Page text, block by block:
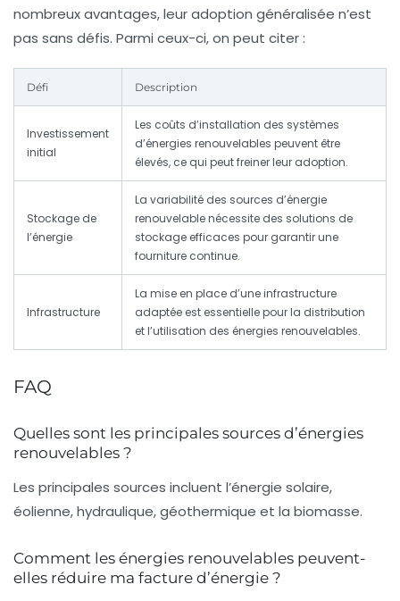
nombreux avantages, leur adoption généralisée n’est
pas sans défis. Parmi ceux-ci, on peut citer :
Défi Description
Investissement
initial
Les coûts d’installation des systèmes
d’énergies renouvelables peuvent être
élevés, ce qui peut freiner leur adoption.
Stockage de
l’énergie
La variabilité des sources d’énergie
renouvelable nécessite des solutions de
stockage efficaces pour garantir une
fourniture continue.
Infrastructure
La mise en place d’une infrastructure
adaptée est essentielle pour la distribution
et l’utilisation des énergies renouvelables.
FAQ
Quelles sont les principales sources d’énergies
renouvelables ?
Les principales sources incluent l’énergie solaire,
éolienne, hydraulique, géothermique et la biomasse.
Comment les énergies renouvelables peuvent-
elles réduire ma facture d’énergie ?